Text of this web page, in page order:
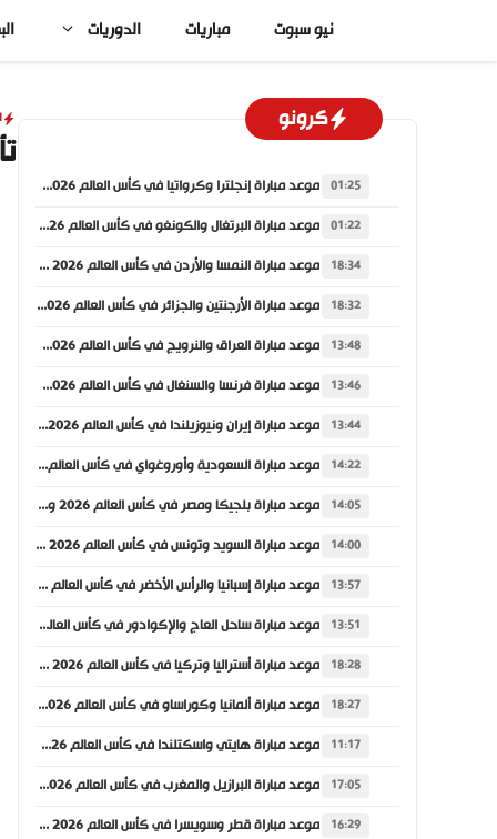
المحتوى
نيو سبوت مباريات الدوريات
كرونو
01:25 موعد مباراة إنجلترا وكرواتيا في كأس العالم 2026 والقنوات الناقلة
01:22 موعد مباراة البرتغال والكونغو في كأس العالم 2026 والقنوات الناقلة
18:34 موعد مباراة النمسا والأردن في كأس العالم 2026 والقنوات الناقلة
18:32 موعد مباراة الأرجنتين والجزائر في كأس العالم 2026 والقنوات الناقلة
13:48 موعد مباراة العراق والنرويج في كأس العالم 2026 والقنوات الناقلة
13:46 موعد مباراة فرنسا والسنغال في كأس العالم 2026 والقنوات الناقلة
13:44 موعد مباراة إيران ونيوزيلندا في كأس العالم 2026 والقنوات الناقلة
14:22 موعد مباراة السعودية وأوروغواي في كأس العالم 2026 والقنوات الناقلة
14:05 موعد مباراة بلجيكا ومصر في كأس العالم 2026 والقنوات الناقلة
14:00 موعد مباراة السويد وتونس في كأس العالم 2026 والقنوات الناقلة
13:57 موعد مباراة إسبانيا والرأس الأخضر في كأس العالم 2026 والقنوات الناقلة
13:51 موعد مباراة ساحل العاج والإكوادور في كأس العالم 2026 والقنوات الناقلة
18:28 موعد مباراة أستراليا وتركيا في كأس العالم 2026 والقنوات الناقلة
18:27 موعد مباراة ألمانيا وكوراساو في كأس العالم 2026 والقنوات الناقلة
11:17 موعد مباراة هايتي واسكتلندا في كأس العالم 2026 والقنوات الناقلة
17:05 موعد مباراة البرازيل والمغرب في كأس العالم 2026 والقنوات الناقلة
16:29 موعد مباراة قطر وسويسرا في كأس العالم 2026 والقنوات الناقلة